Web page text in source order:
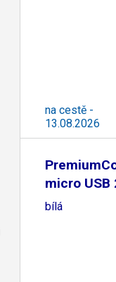
na cestě -
13.08.2026
micro USB
bílá